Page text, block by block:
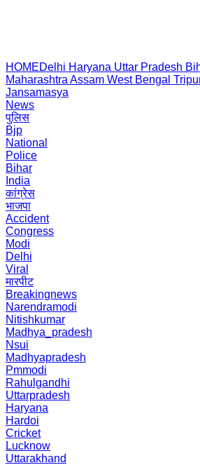
HOMEDelhi Haryana Uttar Pradesh
Maharashtra Assam West Bengal
Jansamasya
News
पुलिस
Bjp
National
Police
Bihar
India
कांग्रेस
भाजपा
Accident
Congress
Modi
Delhi
Viral
मारपीट
Breakingnews
Narendramodi
Nitishkumar
Madhya_pradesh
Nsui
Madhyapradesh
Pmmodi
Rahulgandhi
Uttarpradesh
Haryana
Hardoi
Cricket
Lucknow
Uttarakhand